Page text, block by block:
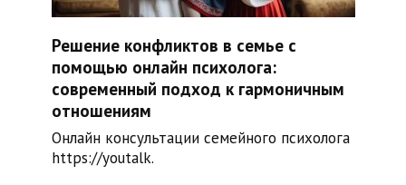
Решение конфликтов в семье с
помощью онлайн психолога:
современный подход к гармоничным
отношениям
Онлайн консультации семейного психолога
https://youtalk.